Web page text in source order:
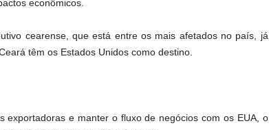
econômicos.
cearense, que está entre os mais afetados no país, já
têm os Estados Unidos como destino.
exportadoras e manter o fluxo de negócios com os EUA, o